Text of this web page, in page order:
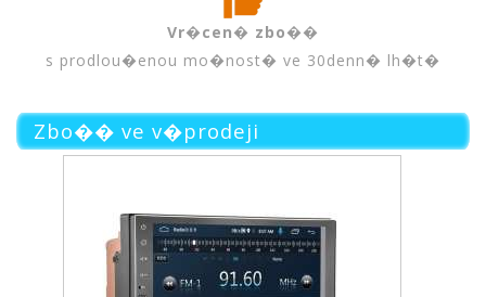
Vr�cen� zbo��
s prodlou�enou mo�nost� ve 30denn� lh�t�
Zbo�� ve v�prodeji